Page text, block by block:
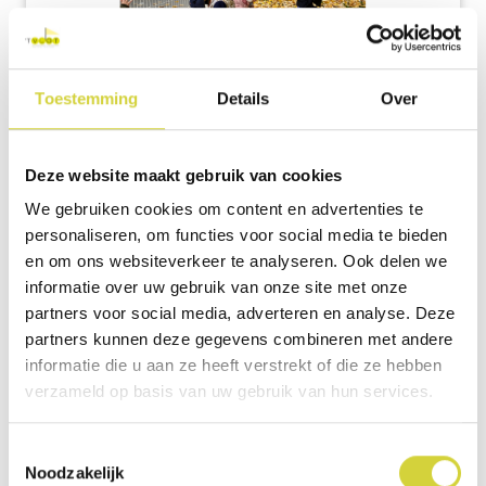
Toestemming Details Over
Deze website maakt gebruik van cookies
We gebruiken cookies om content en advertenties te
personaliseren, om functies voor social media te bieden
en om ons websiteverkeer te analyseren. Ook delen we
informatie over uw gebruik van onze site met onze
partners voor social media, adverteren en analyse. Deze
partners kunnen deze gegevens combineren met andere
informatie die u aan ze heeft verstrekt of die ze hebben
verzameld op basis van uw gebruik van hun services.
Noodzakelijk
filter ALBUM BEKIJKEN
07 november 2025
Een zonnige herfstdag